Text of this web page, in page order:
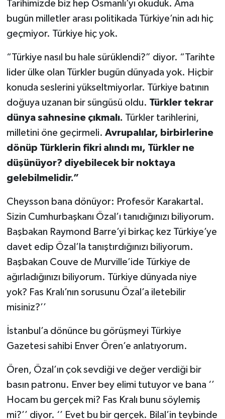
Tarihimizde biz hep Osmanlı’yı okuduk. Ama
bugün milletler arası politikada Türkiye’nin adı hiç
geçmiyor. Türkiye hiç yok.
“Türkiye nasıl bu hale sürüklendi?” diyor. “Tarihte
lider ülke olan Türkler bugün dünyada yok. Hiçbir
konuda seslerini yükseltmiyorlar. Türkiye batının
doğuya uzanan bir süngüsü oldu. Türkler tekrar
dünya sahnesine çıkmalı. Türkler tarihlerini,
milletini öne geçirmeli. Avrupalılar, birbirlerine
dönüp Türklerin fikri alındı mı, Türkler ne
düşünüyor? diyebilecek bir noktaya
gelebilmelidir.”
Cheysson bana dönüyor: Profesör Karakartal.
Sizin Cumhurbaşkanı Özal’ı tanıdığınızı biliyorum.
Başbakan Raymond Barre’yi birkaç kez Türkiye’ye
davet edip Özal’la tanıştırdığınızı biliyorum.
Başbakan Couve de Murville’ide Türkiye de
ağırladığınızı biliyorum. Türkiye dünyada niye
yok? Fas Kralı’nın sorusunu Özal’a iletebilir
misiniz?’’
İstanbul’a dönünce bu görüşmeyi Türkiye
Gazetesi sahibi Enver Ören’e anlatıyorum.
Ören, Özal’ın çok sevdiği ve değer verdiği bir
basın patronu. Enver bey elimi tutuyor ve bana ‘’
Hocam bu gerçek mi? Fas Kralı bunu söylemiş
mi?’’ diyor. ‘’ Evet bu bir gerçek. Bilal’in teybinde